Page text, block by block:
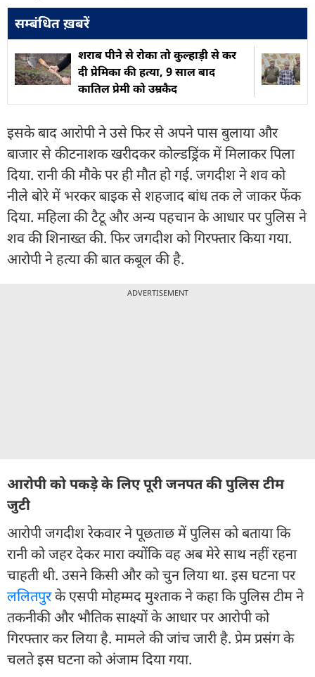
सम्बंधित ख़बरें
शराब पीने से रोका तो कुल्हाड़ी से कर
दी प्रेमिका की हत्या, 9 साल बाद
कातिल प्रेमी को उम्रकैद
इसके बाद आरोपी ने उसे फिर से अपने पास बुलाया और
बाजार से कीटनाशक खरीदकर कोल्डड्रिंक में मिलाकर पिला
दिया. रानी की मौके पर ही मौत हो गई. जगदीश ने शव को
नीले बोरे में भरकर बाइक से शहजाद बांध तक ले जाकर फेंक
दिया. महिला की टैटू और अन्य पहचान के आधार पर पुलिस ने
शव की शिनाख्त की. फिर जगदीश को गिरफ्तार किया गया.
आरोपी ने हत्या की बात कबूल की है.
ADVERTISEMENT
आरोपी को पकड़े के लिए पूरी जनपत की पुलिस टीम
जुटी
आरोपी जगदीश रेकवार ने पूछताछ में पुलिस को बताया कि
रानी को जहर देकर मारा क्योंकि वह अब मेरे साथ नहीं रहना
चाहती थी. उसने किसी और को चुन लिया था. इस घटना पर
ललितपुरके एसपी मोहम्मद मुश्ताक ने कहा कि पुलिस टीम ने
तकनीकी और भौतिक साक्ष्यों के आधार पर आरोपी को
गिरफ्तार कर लिया है. मामले की जांच जारी है. प्रेम प्रसंग के
चलते इस घटना को अंजाम दिया गया.